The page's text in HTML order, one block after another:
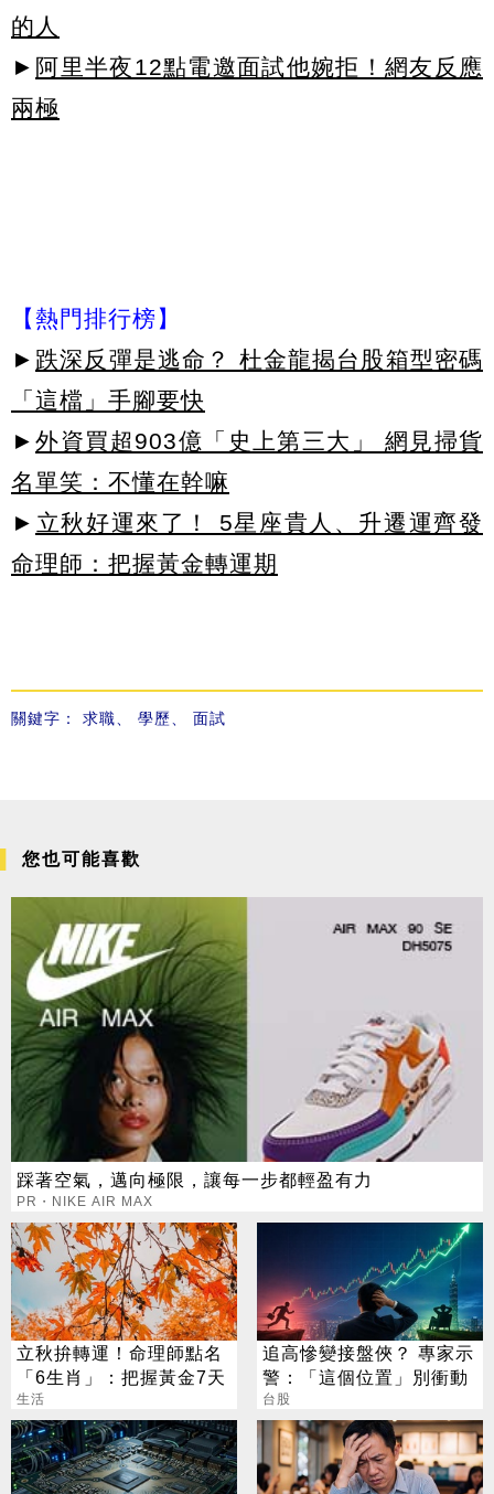
的人
► 阿里半夜12點電邀面試他婉拒！網友反應
兩極
【熱門排行榜】
► 跌深反彈是逃命？ 杜金龍揭台股箱型密碼
「這檔」手腳要快
► 外資買超903億「史上第三大」 網見掃貨
名單笑：不懂在幹嘛
► 立秋好運來了！ 5星座貴人、升遷運齊發
命理師：把握黃金轉運期
關鍵字： 求職、 學歷、 面試
您也可能喜歡
踩著空氣，邁向極限，讓每一步都輕盈有力
PR・NIKE AIR MAX
立秋拚轉運！命理師點名
「6生肖」：把握黃金7天
生活
追高慘變接盤俠？ 專家示
警：「這個位置」別衝動
台股